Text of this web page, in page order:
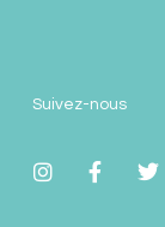
Suivez-nous